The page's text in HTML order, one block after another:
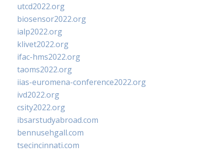
utcd2022.org
biosensor2022.org
ialp2022.org
klivet2022.org
ifac-hms2022.org
taoms2022.org
iias-euromena-conference2022.org
ivd2022.org
csity2022.org
ibsarstudyabroad.com
bennusehgall.com
tsecincinnati.com